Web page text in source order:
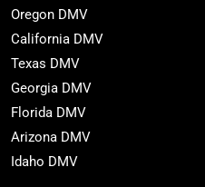
Oregon DMV
California DMV
Texas DMV
Georgia DMV
Florida DMV
Arizona DMV
Idaho DMV